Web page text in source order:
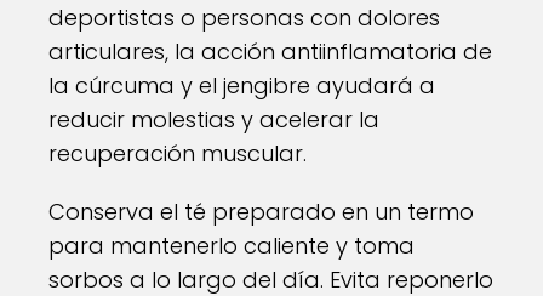
deportistas o personas con dolores
articulares, la acción antiinflamatoria de
la cúrcuma y el jengibre ayudará a
reducir molestias y acelerar la
recuperación muscular.
Conserva el té preparado en un termo
para mantenerlo caliente y toma
sorbos a lo largo del día. Evita reponerlo